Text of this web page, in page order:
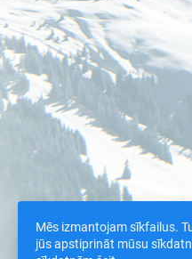
Mēs izmantojam sīkfailus.
jūs apstiprināt mūsu